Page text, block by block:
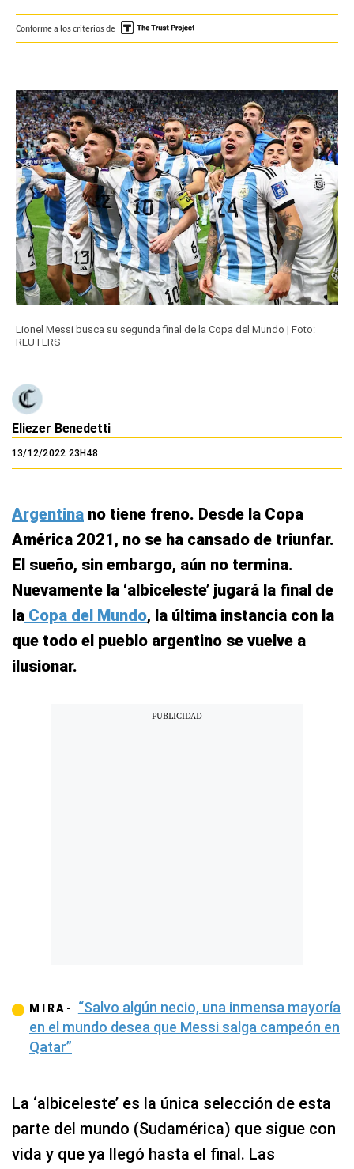
Conforme a los criterios de
Lionel Messi busca su segunda final de la Copa del Mundo | Foto:
REUTERS
Eliezer Benedetti
13/12/2022 23H48
Argentina no tiene freno. Desde la Copa
América 2021, no se ha cansado de triunfar.
El sueño, sin embargo, aún no termina.
Nuevamente la ‘albiceleste’ jugará la final de
la Copa del Mundo, la última instancia con la
que todo el pueblo argentino se vuelve a
ilusionar.
MIRA- “Salvo algún necio, una inmensa mayoría
en el mundo desea que Messi salga campeón en
Qatar”
La ‘albiceleste’ es la única selección de esta
parte del mundo (Sudamérica) que sigue con
vida y que ya llegó hasta el final. Las